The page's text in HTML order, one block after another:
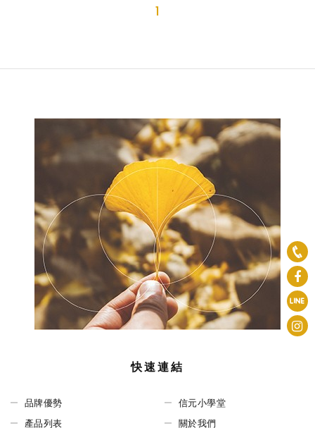
1
快速連結
品牌優勢
產品列表
信元小學堂
關於我們